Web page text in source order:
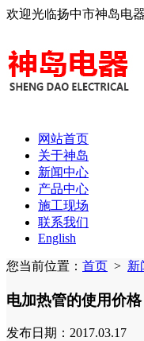
欢迎光临扬中市神岛电
网站首页
关于神岛
新闻中心
产品中心
施工现场
联系我们
English
您当前位置： 首页 > 新
电加热管的使用价格
发布日期：2017.03.17